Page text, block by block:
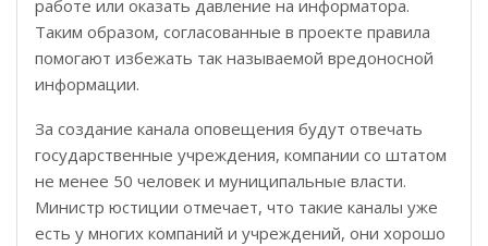
работе или оказать давление на информатора.
Таким образом, согласованные в проекте правила
помогают избежать так называемой вредоносной
информации.
За создание канала оповещения будут отвечать
государственные учреждения, компании со штатом
не менее 50 человек и муниципальные власти.
Министр юстиции отмечает, что такие каналы уже
есть у многих компаний и учреждений, они хорошо